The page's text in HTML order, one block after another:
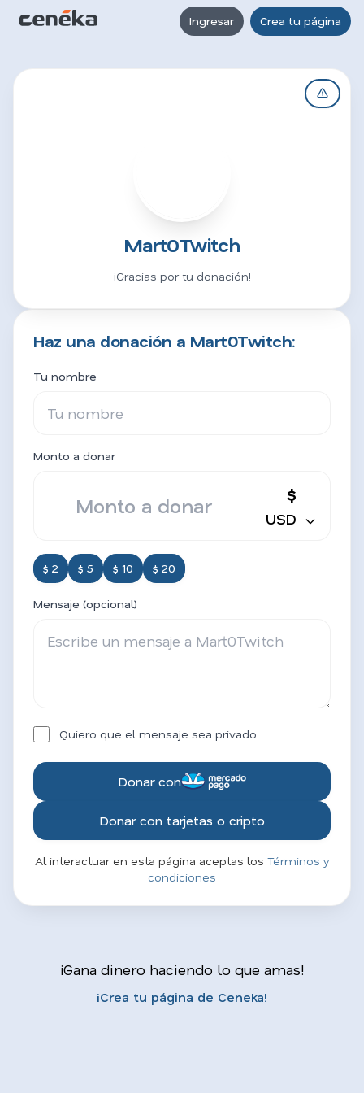
Ingresar Crea tu página
Mart0Twitch
¡Gracias por tu donación!
Haz una donación a Mart0Twitch:
Tu nombre
Monto a donar
$
USD
$ 2 $ 5 $ 10 $ 20
Mensaje (opcional)
Quiero que el mensaje sea privado.
Donar con
Donar con tarjetas o cripto
Al interactuar en esta página aceptas los Términos y
condiciones
¡Gana dinero haciendo lo que amas!
¡Crea tu página de Ceneka!